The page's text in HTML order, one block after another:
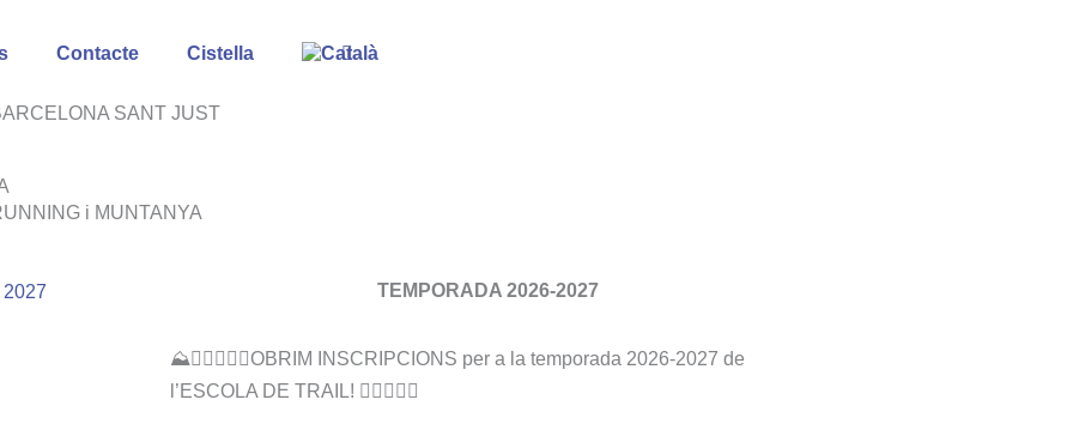
Contacte Cistella
SANT JUST
i MUNTANYA
TEMPORADA 2026-2027
⛰️🏃🏼‍♂️🏃‍♀️OBRIM INSCRIPCIONS per a la temporada 2026-2027 de
l’ESCOLA DE TRAIL! 🏃‍♂️🏃‍♀️⛰️